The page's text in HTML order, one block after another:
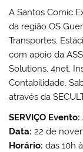
A Santos Comic
da região OS
Transportes,
com apoio da
Solutions, 4net,
Contabilidade,
através da
SERVIÇO Evento:
Data:22 de
Horário: das 10h